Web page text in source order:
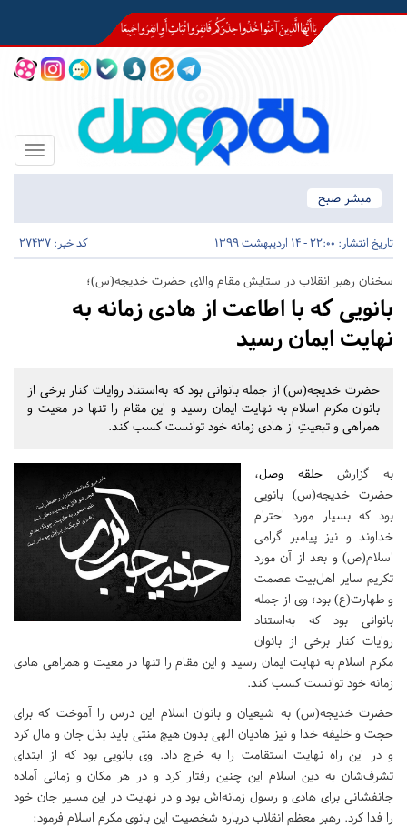
Toggle
مبشر صبح
تاریخ انتشار: 22:00 - 14 اردیبهشت 1399 کد خبر: 27437
سخنان رهبر انقلاب در ستایش مقام والای حضرت خدیجه(س)؛
بانویی که با اطاعت از هادی زمانه به
نهایت ایمان رسید
حضرت خدیجه(س) از جمله بانوانی بود که به‌استناد روایات کنار برخی از
بانوان مکرم اسلام به نهایت ایمان رسید و این مقام را تنها در معیت و
همراهی و تبعیتِ از هادی زمانه خود توانست کسب کند.
به گزارش حلقه وصل،
حضرت خدیجه(س) بانویی
بود که بسیار مورد احترام
خداوند و نیز پیامبر گرامی
اسلام(ص) و بعد از آن مورد
تکریم سایر اهل‌بیت عصمت
و طهارت(ع) بود؛ وی از جمله
بانوانی بود که به‌استناد
روایات کنار برخی از بانوان
مکرم اسلام به نهایت ایمان رسید و این مقام را تنها در معیت و همراهی هادی
زمانه خود توانست کسب کند.
حضرت خدیجه(س) به شیعیان و بانوان اسلام این درس را آموخت که برای
حجت و خلیفه خدا و نیز هادیان الهی بدون هیچ منتی باید بذل جان و مال کرد
و در این راه نهایت استقامت را به خرج داد. وی بانویی بود که از ابتدای
تشرف‌شان به دین اسلام این چنین رفتار کرد و در هر مکان و زمانی آماده
جانفشانی برای هادی و رسول زمانه‌اش بود و در نهایت در این مسیر جان خود
را فدا کرد. رهبر معظم انقلاب درباره شخصیت این بانوی مکرم اسلام فرمود: